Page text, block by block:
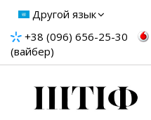
Другой язык
+38 (096) 656-25-30
(вайбер)